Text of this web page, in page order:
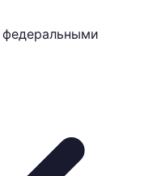
федеральными